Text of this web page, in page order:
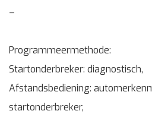
–
Programmeermethode:
Startonderbreker: diagnostisch,
Afstandsbediening:
startonderbreker,